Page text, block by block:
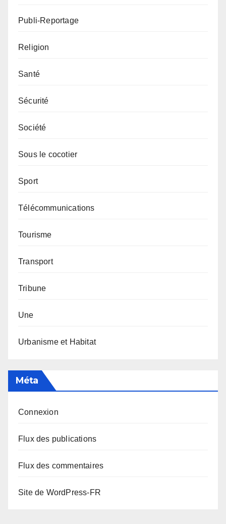
Publi-Reportage
Religion
Santé
Sécurité
Société
Sous le cocotier
Sport
Télécommunications
Tourisme
Transport
Tribune
Une
Urbanisme et Habitat
Méta
Connexion
Flux des publications
Flux des commentaires
Site de WordPress-FR